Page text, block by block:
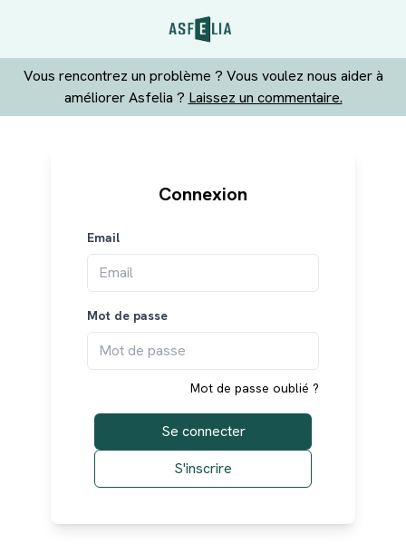
Vous rencontrez un problème ? Vous voulez nous aider à
améliorer Asfelia ? Laissez un commentaire.
Connexion
Email
Mot de passe
Mot de passe oublié ?
Se connecter
S'inscrire